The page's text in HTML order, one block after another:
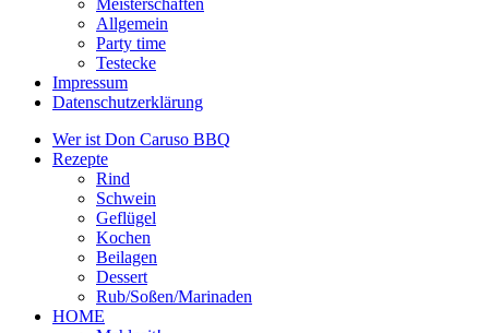
Meisterschaften
Allgemein
Party time
Testecke
Impressum
Datenschutzerklärung
Wer ist Don Caruso BBQ
Rezepte
Rind
Schwein
Geflügel
Kochen
Beilagen
Dessert
Rub/Soßen/Marinaden
HOME